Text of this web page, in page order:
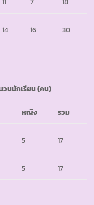
14 16 30
วนนักเรียน(คน)
หญิง รวม
5 17
5 17